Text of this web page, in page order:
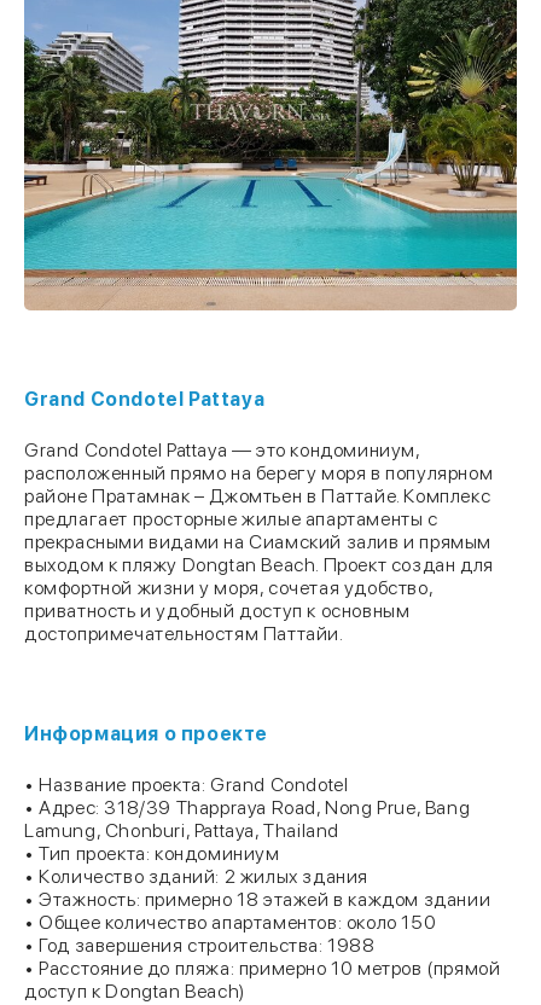
Grand Condotel Pattaya
Grand Condotel Pattaya — это кондоминиум,
расположенный прямо на берегу моря в популярном
районе Пратамнак – Джомтьен в Паттайе. Комплекс
предлагает просторные жилые апартаменты с
прекрасными видами на Сиамский залив и прямым
выходом к пляжу Dongtan Beach. Проект создан для
комфортной жизни у моря, сочетая удобство,
приватность и удобный доступ к основным
достопримечательностям Паттайи.
Информация о проекте
• Название проекта: Grand Condotel
• Адрес: 318/39 Thappraya Road, Nong Prue, Bang
Lamung, Chonburi, Pattaya, Thailand
• Тип проекта: кондоминиум
• Количество зданий: 2 жилых здания
• Этажность: примерно 18 этажей в каждом здании
• Общее количество апартаментов: около 150
• Год завершения строительства: 1988
• Расстояние до пляжа: примерно 10 метров (прямой
доступ к Dongtan Beach)